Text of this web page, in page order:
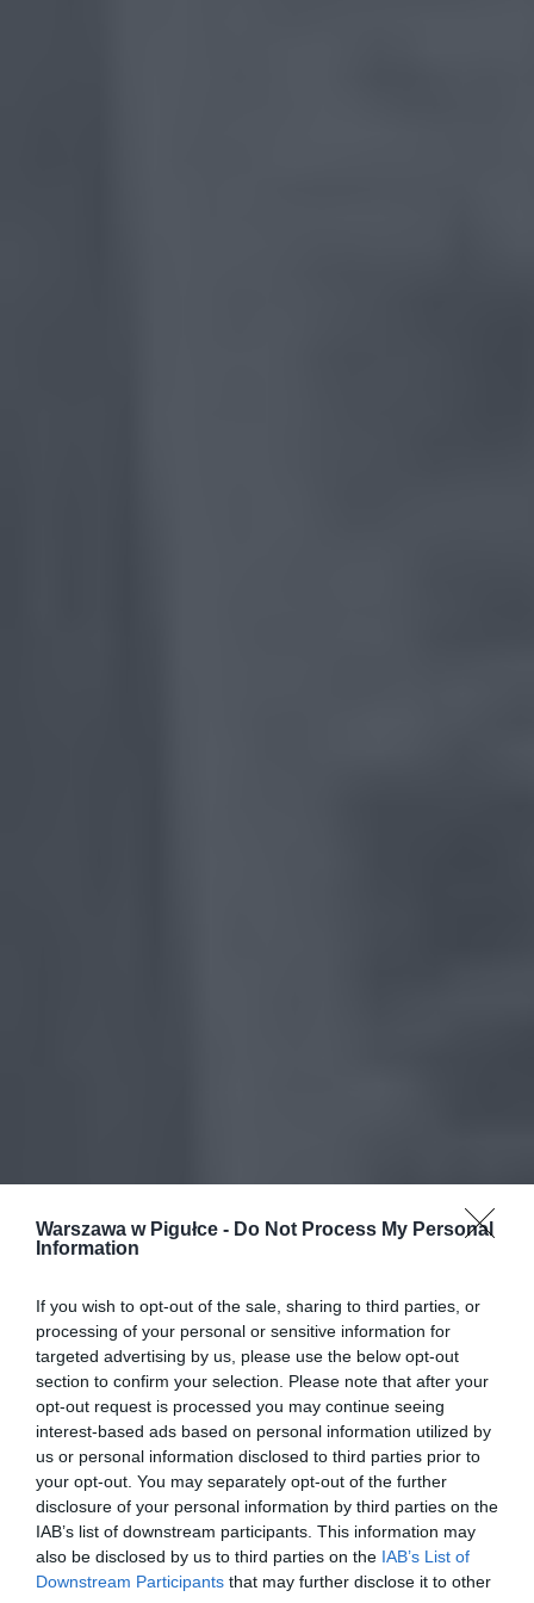
Warszawa w Pigułce - Do Not Process My Personal
Information
If you wish to opt-out of the sale, sharing to third parties, or
processing of your personal or sensitive information for
targeted advertising by us, please use the below opt-out
section to confirm your selection. Please note that after your
opt-out request is processed you may continue seeing
interest-based ads based on personal information utilized by
us or personal information disclosed to third parties prior to
your opt-out. You may separately opt-out of the further
disclosure of your personal information by third parties on the
IAB’s list of downstream participants. This information may
also be disclosed by us to third parties on the IAB’s List of
Downstream Participants that may further disclose it to other